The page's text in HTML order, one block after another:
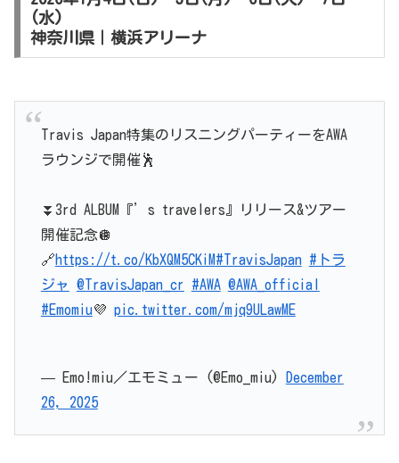
(水)
神奈川県｜横浜アリーナ
Travis Japan特集のリスニングパーティーをAWA
ラウンジで開催🕺
⏬3rd ALBUM『’s travelers』リリース&ツアー
開催記念🪩
🔗https://t.co/KbXQM5CKiM#TravisJapan #トラ
ジャ
@TravisJapan_cr #AWA @AWA_official
#Emomiu💜 pic.twitter.com/mjq9ULawME
— Emo!miu／エモミュー (@Emo_miu)
December
26, 2025